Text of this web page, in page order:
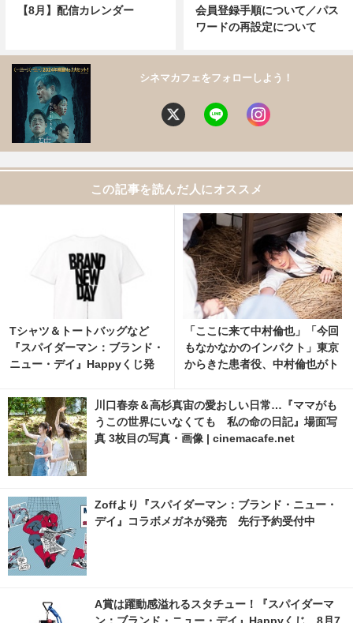
【8月】配信カレンダー
会員登録手順について／パス
ワードの再設定について
シネマカフェをフォローしよう！
この記事を読んだ人にオススメ
Tシャツ＆トートバッグなど
『スパイダーマン：ブランド・
ニュー・デイ』Happyくじ発
「ここに来て中村倫也」「今回
もなかなかのインパクト」東京
からきた患者役、中村倫也がト
川口春奈＆高杉真宙の愛おしい日常…『ママがも
うこの世界にいなくても 私の命の日記』場面写
真 3枚目の写真・画像 | cinemacafe.net
Zoffより『スパイダーマン：ブランド・ニュー・
デイ』コラボメガネが発売 先行予約受付中
A賞は躍動感溢れるスタチュー！『スパイダーマ